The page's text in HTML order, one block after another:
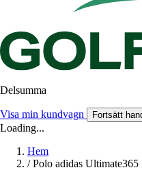
Delsumma
Visa min kundvagn Fortsätt
Loading...
Hem
/ Polo adidas Ultimate365